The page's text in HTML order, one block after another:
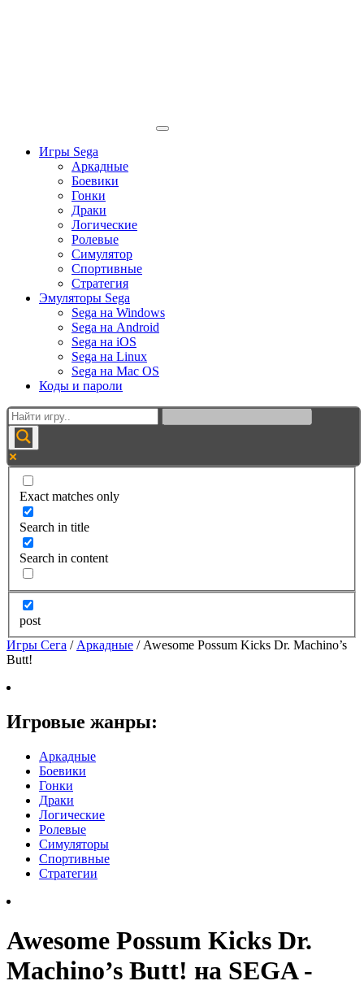
Игры Sega
Аркадные
Боевики
Гонки
Драки
Логические
Ролевые
Симулятор
Спортивные
Стратегия
Эмуляторы Sega
Sega на Windows
Sega на Android
Sega на iOS
Sega на Linux
Sega на Mac OS
Коды и пароли
Exact matches only
Search in title
Search in content
post
Игры Сега / Аркадные / Awesome Possum Kicks Dr. Machino’s
Butt!
Игровые жанры:
Аркадные
Боевики
Гонки
Драки
Логические
Ролевые
Симуляторы
Спортивные
Стратегии
Awesome Possum Kicks Dr.
Machino’s Butt! на SEGA -